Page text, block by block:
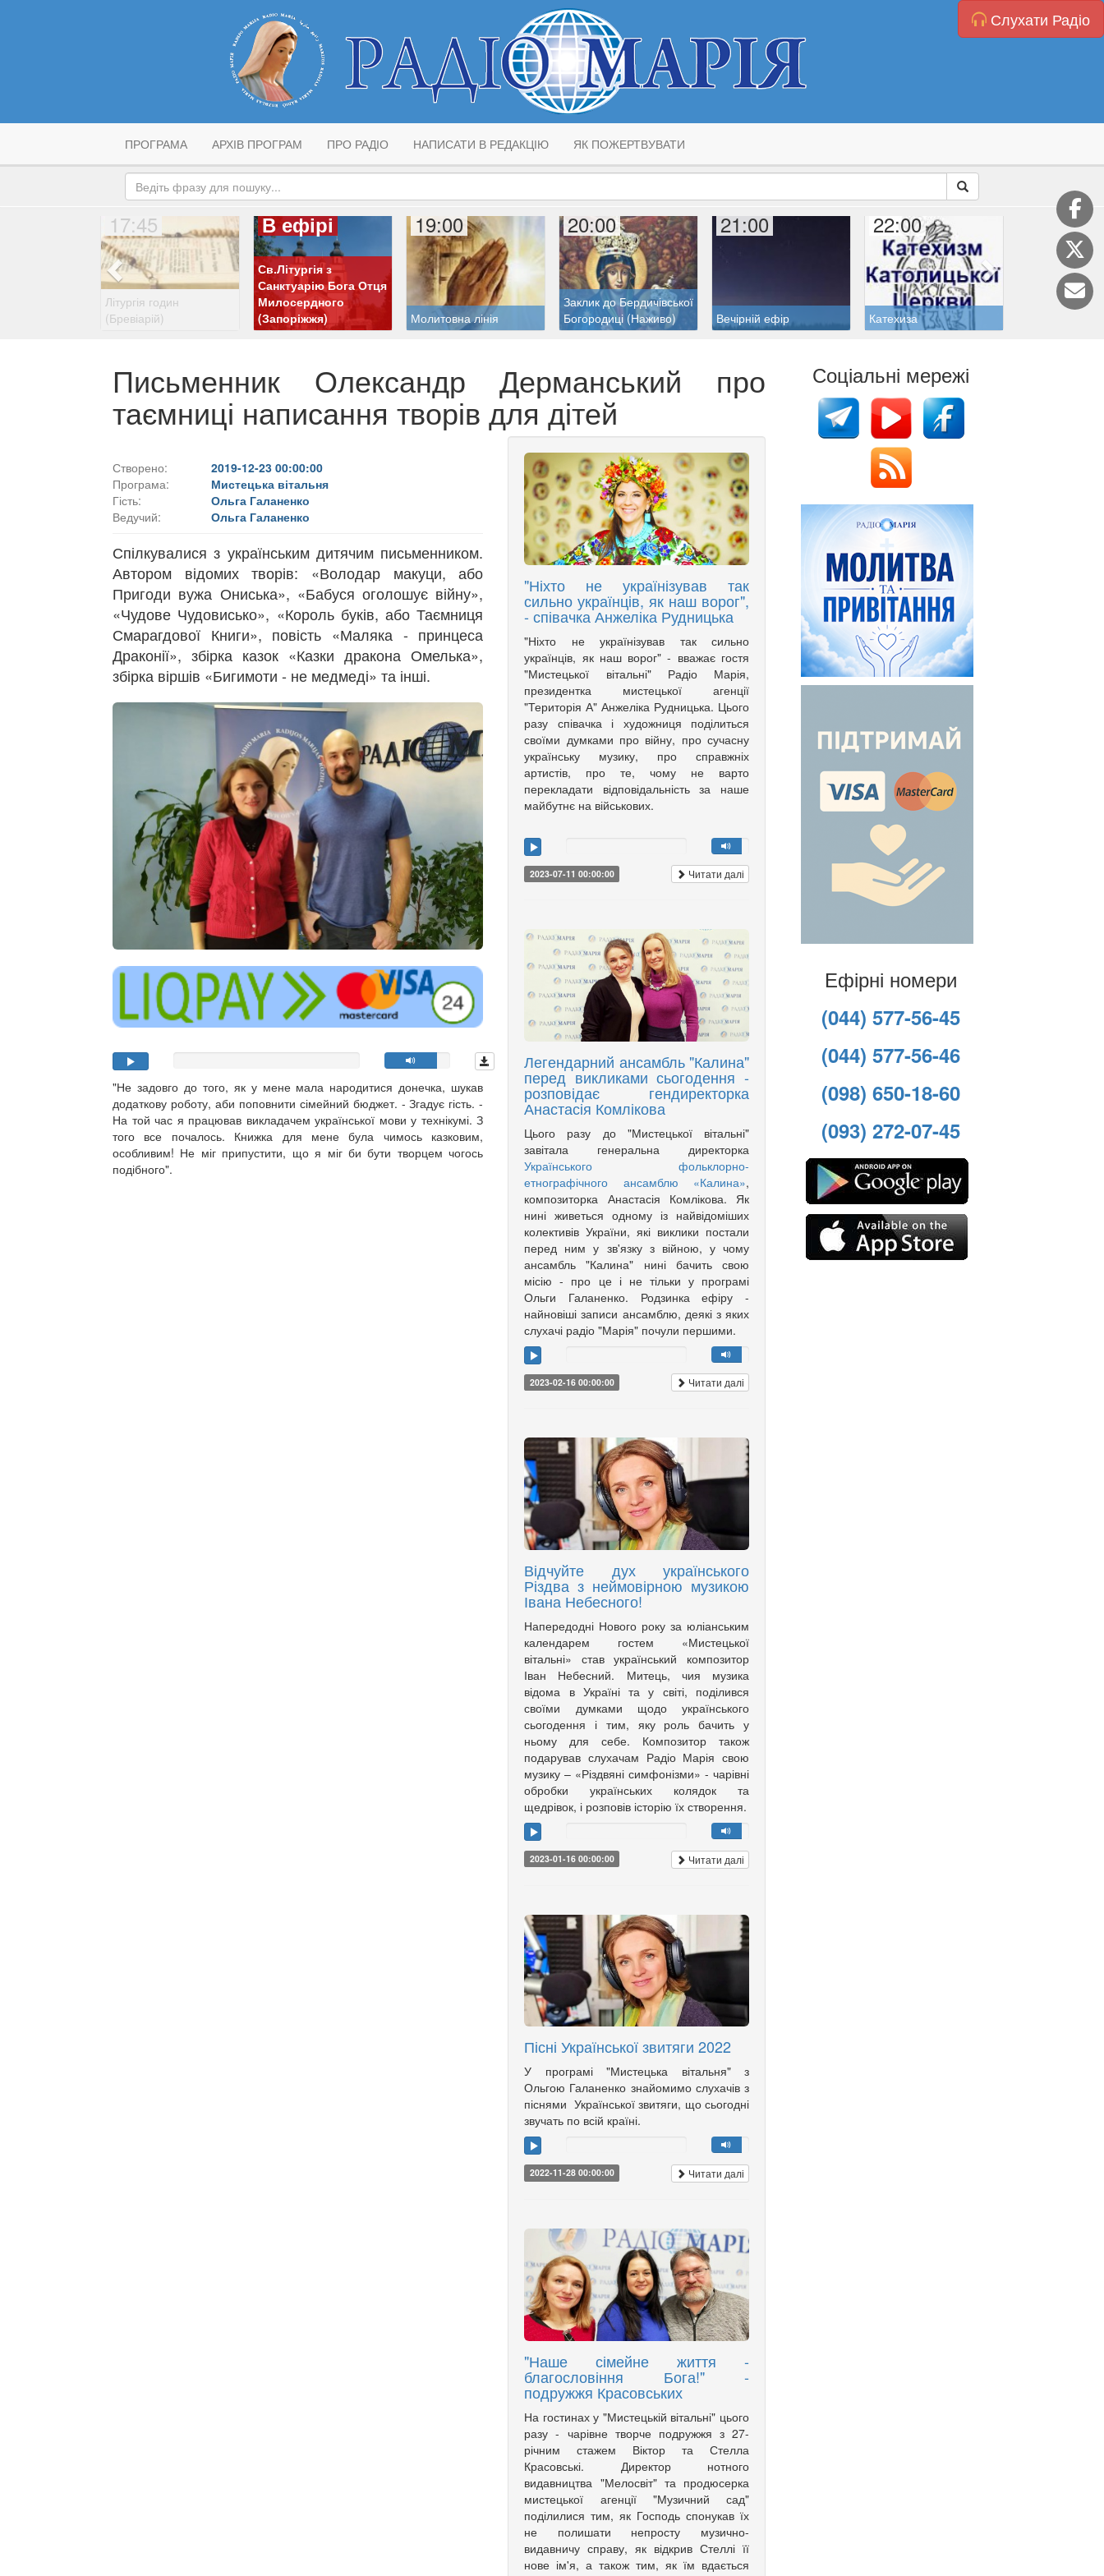
Слухати Радіо
ПРОГРАМА АРХІВ ПРОГРАМ ПРО РАДІО НАПИСАТИ В РЕДАКЦІЮ ЯК ПОЖЕРТВУВАТИ
17:45
Літургія годин
(Бревіарій)
В ефірі
Св.Літургія з
Санктуарію Бога Отця
Милосердного
(Запоріжжя)
19:00
Молитовна лінія
20:00
Заклик до Бердичівської
Богородиці (Наживо)
21:00
Вечірній ефір
22:00
Катехиза
22:40
Письменник Олександр Дерманський про
таємниці написання творів для дітей
Створено:
2019-12-23 00:00:00
Програма:
Мистецька вітальня
Гість:
Ольга Галаненко
Ведучий:
Ольга Галаненко
Спілкувалися з українським дитячим письменником.
Автором відомих творів: «Володар макуци, або
Пригоди вужа Ониська», «Бабуся оголошує війну»,
«Чудове Чудовисько», «Король буків, або Таємниця
Смарагдової Книги», повість «Маляка - принцеса
Драконії», збірка казок «Казки дракона Омелька»,
збірка віршів «Бигимоти - не медмеді» та інші.
"Не задовго до того, як у мене мала народитися донечка, шукав
додаткову роботу, аби поповнити сімейний бюджет. - Згадує гість. -
На той час я працював викладачем української мови у технікумі. З
того все почалось. Книжка для мене була чимось казковим,
особливим! Не міг припустити, що я міг би бути творцем чогось
подібного".
"Ніхто не українізував так
сильно українців, як наш ворог",
- співачка Анжеліка Рудницька
"Ніхто не українізував так сильно
українців, як наш ворог" - вважає гостя
"Мистецької вітальні" Радіо Марія,
президентка мистецької агенції
"Територія А" Анжеліка Рудницька. Цього
разу співачка і художниця поділиться
своїми думками про війну, про сучасну
українську музику, про справжніх
артистів, про те, чому не варто
перекладати відповідальність за наше
майбутнє на військових.
2023-07-11 00:00:00 Читати далі
Легендарний ансамбль "Калина"
перед викликами сьогодення -
розповідає гендиректорка
Анастасія Комлікова
Цього разу до "Мистецької вітальні"
завітала генеральна директорка
Українського фольклорно-
етнографічного ансамблю «Калина»,
композиторка Анастасія Комлікова. Як
нині живеться одному із найвідоміших
колективів України, які виклики постали
перед ним у зв'язку з війною, у чому
ансамбль "Калина" нині бачить свою
місію - про це і не тільки у програмі
Ольги Галаненко. Родзинка ефіру -
найновіші записи ансамблю, деякі з яких
слухачі радіо "Марія" почули першими.
2023-02-16 00:00:00 Читати далі
Відчуйте дух українського
Різдва з неймовірною музикою
Івана Небесного!
Напередодні Нового року за юліанським
календарем гостем «Мистецької
вітальні» став український композитор
Іван Небесний. Митець, чия музика
відома в Україні та у світі, поділився
своїми думками щодо українського
сьогодення і тим, яку роль бачить у
ньому для себе. Композитор також
подарував слухачам Радіо Марія свою
музику – «Різдвяні симфонізми» - чарівні
обробки українських колядок та
щедрівок, і розповів історію їх створення.
2023-01-16 00:00:00 Читати далі
Пісні Української звитяги 2022
У програмі "Мистецька вітальня" з
Ольгою Галаненко знайомимо слухачів з
піснями Української звитяги, що сьогодні
звучать по всій країні.
2022-11-28 00:00:00 Читати далі
"Наше сімейне життя -
благословіння Бога!" -
подружжя Красовських
На гостинах у "Мистецькій вітальні" цього
разу - чарівне творче подружжя з 27-
річним стажем Віктор та Стелла
Красовські. Директор нотного
видавництва "Мелосвіт" та продюсерка
мистецької агенції "Музичний сад"
поділилися тим, як Господь спонукав їх
не полишати непросту музично-
видавничу справу, як відкрив Стеллі її
нове ім'я, а також тим, як їм вдається
Соціальні мережі
Ефірні номери
(044) 577-56-45
(044) 577-56-46
(098) 650-18-60
(093) 272-07-45